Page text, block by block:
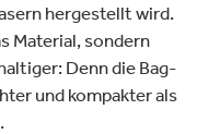
hergestellt wird.
Material, sondern
Denn die Bag-
und kompakter als